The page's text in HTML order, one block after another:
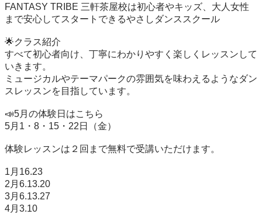
FANTASY TRIBE 三軒茶屋校は初心者やキッズ、大人女性
まで安心してスタートできるやさしダンススクール
🌟クラス紹介
すべて初心者向け、丁寧にわかりやすく楽しくレッスンして
いきます。
ミュージカルやテーマパークの雰囲気を味わえるようなダン
スレッスンを目指しています。
📣5月の体験日はこちら
5月1・8・15・22日（金）
体験レッスンは２回まで無料で受講いただけます。
1月16.23
2月6.13.20
3月6.13.27
4月3.10